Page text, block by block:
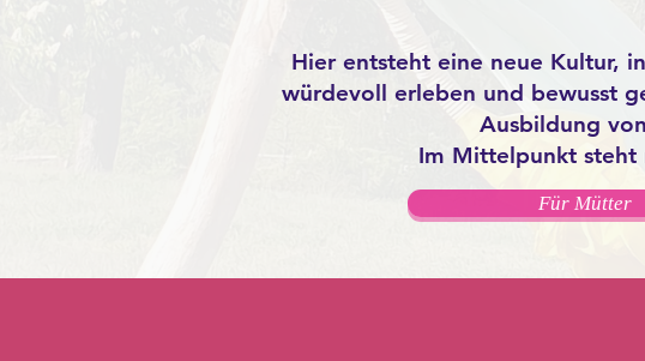
Hier entsteht eine neue Kultur,
würdevoll erleben und bewusst
Ausbildung
Im Mittelpunkt steht
Für Mütter